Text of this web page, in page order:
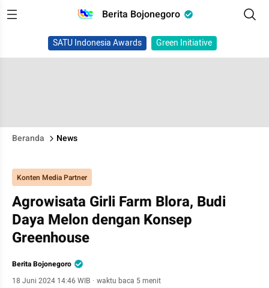
Berita Bojonegoro
SATU Indonesia Awards Green Initiative
Beranda News
Konten Media Partner
Agrowisata Girli Farm Blora, Budi
Daya Melon dengan Konsep
Greenhouse
Berita Bojonegoro
18 Juni 2024 14:46 WIB · waktu baca 5 menit